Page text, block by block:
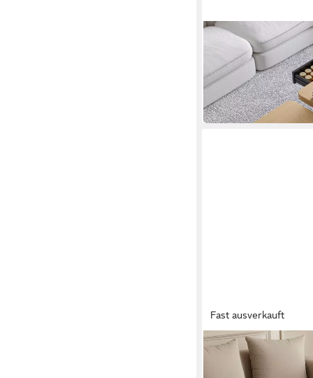
LVHOM
Couchtisch
in-1 mit Beleuchtung
215,77 € 240,35 €
-10%
lieferbar in 5 Wochen
Fast ausverkauft
EN.CASA
Couchtisch
Mehrere Größen